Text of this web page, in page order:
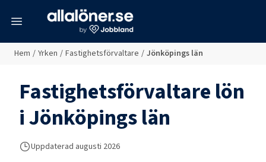
Hem / Yrken / Fastighetsförvaltare / Jönköpings län
Fastighetsförvaltarelön
iJönköpings län
Uppdaterad augusti 2026